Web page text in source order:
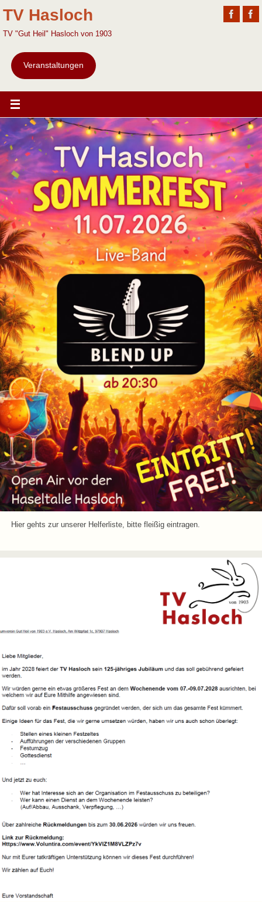
TV Hasloch
TV "Gut Heil" Hasloch von 1903
Veranstaltungen
Hier gehts zur unserer Helferliste, bitte fleißig eintragen.